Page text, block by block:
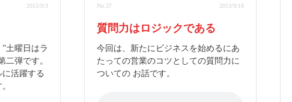
2015/9/3
土曜日はラ
二弾です。
活躍する
No.37 2013/9/18
質問力はロジックである
今回は、新たにビジネスを始めるにあ
たっての営業のコツとしての質問力に
ついての お話です。